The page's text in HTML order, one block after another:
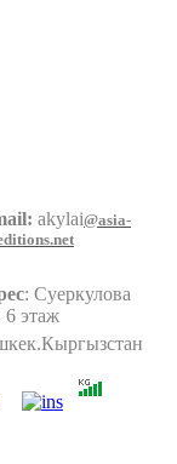
akylai@asia-
: Суеркулова
6 этаж